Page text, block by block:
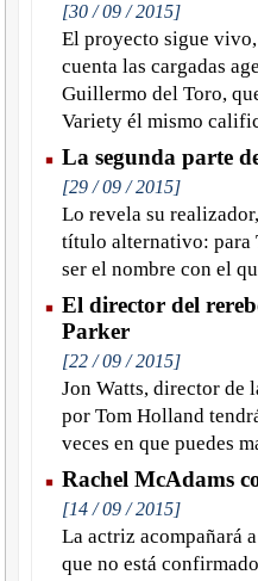
[30 / 09 / 2015]
El proyecto sigue
cuenta las cargadas
Guillermo del Toro,
Variety él mismo
La segunda parte
[29 / 09 / 2015]
Lo revela su
título alternativo: para
ser el nombre con el
El director del
Parker
[22 / 09 / 2015]
Jon Watts, director de
por Tom Holland
veces en que puedes
Rachel McAdams
[14 / 09 / 2015]
La actriz acompañará
que no está